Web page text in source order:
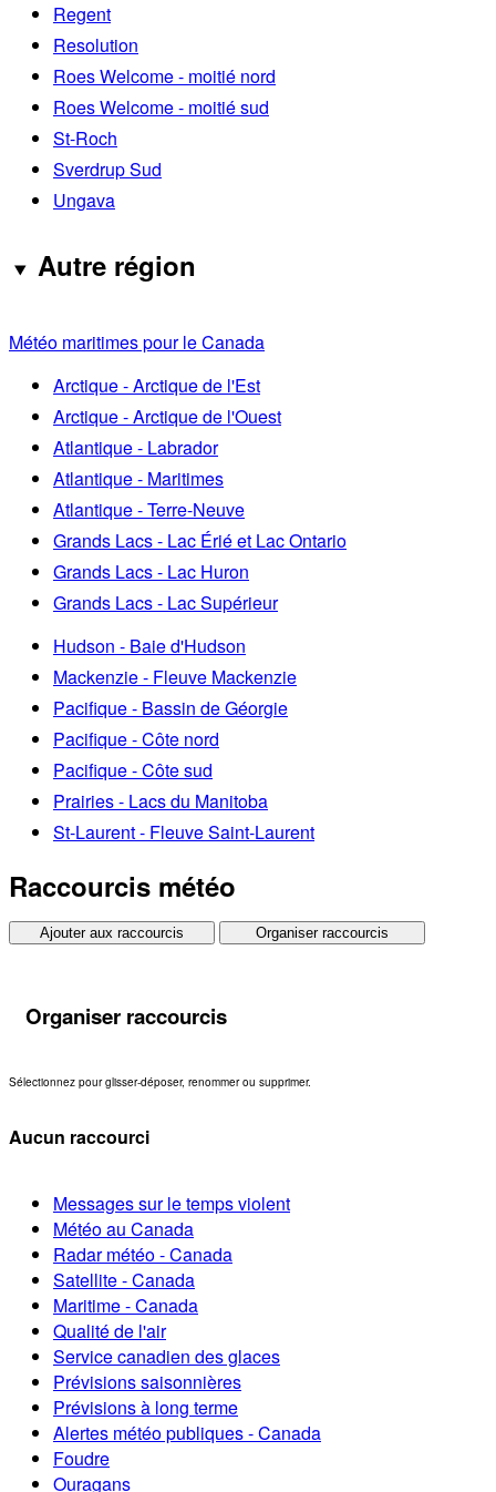
Regent
Resolution
Roes Welcome - moitié nord
Roes Welcome - moitié sud
St-Roch
Sverdrup Sud
Ungava
Autre région
Météo maritimes pour le Canada
Arctique - Arctique de l'Est
Arctique - Arctique de l'Ouest
Atlantique - Labrador
Atlantique - Maritimes
Atlantique - Terre-Neuve
Grands Lacs - Lac Érié et Lac Ontario
Grands Lacs - Lac Huron
Grands Lacs - Lac Supérieur
Hudson - Baie d'Hudson
Mackenzie - Fleuve Mackenzie
Pacifique - Bassin de Géorgie
Pacifique - Côte nord
Pacifique - Côte sud
Prairies - Lacs du Manitoba
St-Laurent - Fleuve Saint-Laurent
Raccourcis météo
Ajouter aux raccourcis Organiser raccourcis
Organiser raccourcis
Sélectionnez pour glisser-déposer, renommer ou supprimer.
Aucun raccourci
Messages sur le temps violent
Météo au Canada
Radar météo - Canada
Satellite - Canada
Maritime - Canada
Qualité de l'air
Service canadien des glaces
Prévisions saisonnières
Prévisions à long terme
Alertes météo publiques - Canada
Foudre
Ouragans